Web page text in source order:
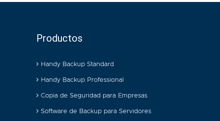
Productos
Handy Backup Standard
Handy Backup Professional
Copia de Seguridad para Empresas
Software de Backup para Servidores